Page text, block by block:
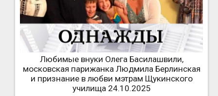
Любимые внуки Олега Басилашвили,
московская парижанка Людмила Берлинская
и признание в любви мэтрам Щукинского
училища 24.10.2025